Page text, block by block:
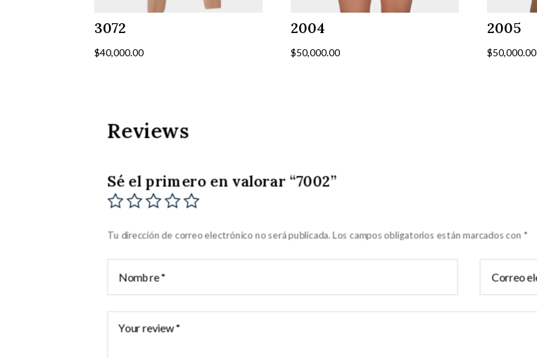
3072
$40,000.00
2004
$50,000.00
2005
$50,000.00
Reviews
Sé el primero en valorar “7002”
Tu dirección de correo electrónico no será publicada. Los campos obligatorios están marcados con *